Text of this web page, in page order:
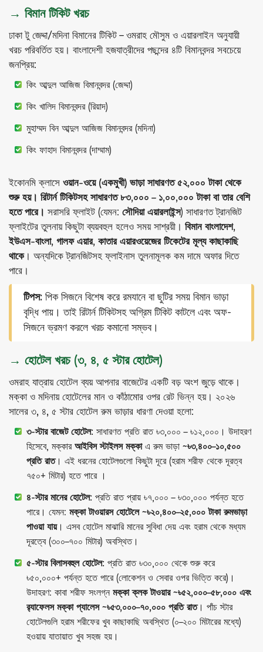
→ বিমান টিকিট খরচ
ঢাকা টু জেদ্দা/মদিনা বিমানের টিকিট – ওমরাহ মৌসুম ও এয়ারলাইন অনুযায়ী
খরচ পরিবর্তিত হয়। বাংলাদেশী হজযাত্রীদের পছন্দের ৪টি বিমানবন্দর সবচেয়ে
জনপ্রিয়:
কিং আব্দুল আজিজ বিমানবন্দর (জেদ্দা)
কিং খালিদ বিমানবন্দর (রিয়াদ)
মুহাম্মদ বিন আব্দুল আজিজ বিমানবন্দর (মদিনা)
কিং ফাহাদ বিমানবন্দর (দাম্মাম)
ইকোনমি ক্লাসে ওয়ান-ওয়ে (একমুখী) ভাড়া সাধারণত ৫২,০০০ টাকা থেকে
শুরু হয়। রিটার্ন টিকিটসহ সাধারণত ৮৩,০০০ – ১,০০,০০০ টাকা বা তার বেশি
হতে পারে। সরাসরি ফ্লাইট (যেমন: সৌদিয়া এয়ারলাইন্স) সাধারণত ট্রানজিট
ফ্লাইটের তুলনায় কিছুটা ব্যয়বহুল হলেও সময় সাশ্রয়ী। বিমান বাংলাদেশ,
ইউএস-বাংলা, গালফ এয়ার, কাতার এয়ারওয়েজের টিকেটের মূল্য কাছাকাছি
থাকে। অন্যদিকে ট্রানজিটসহ ফ্লাইনাস তুলনামূলক কম দামে অফার দিতে
পারে।
টিপস: পিক সিজনে বিশেষ করে রমযানে বা ছুটির সময় বিমান ভাড়া
বৃদ্ধি পায়। তাই রিটার্ন টিকিটসহ অগ্রিম টিকিট কাটলে এবং অফ-
সিজনে ভ্রমণ করলে খরচ কমানো সম্ভব।
→ হোটেল খরচ (৩, ৪, ৫ স্টার হোটেল)
ওমরাহ যাত্রায় হোটেল ব্যয় আপনার বাজেটের একটি বড় অংশ জুড়ে থাকে।
মক্কা ও মদিনায় হোটেলের মান ও কাঁঠামোর ওপর রেট ভিন্ন হয়। ২০২৬
সালের ৩, ৪, ৫ স্টার হোটেল রুম ভাড়ার ধারণা দেওয়া হলো:
৩-স্টার বাজেট হোটেল: সাধারণত প্রতি রাত ৳৩,০০০ – ৳১২,০০০। উদাহরণ
হিসেবে, মক্কার আইবিস স্টাইলস মক্কাএ রুম ভাড়া ~৳৩,৪০০–১০,৫০০
প্রতি রাত। এই ধরনের হোটেলগুলো কিছুটা দূরে (হরাম শরীফ থেকে দূরত্ব
৭৫০+ মিটার) হতে পারে ।
৪-স্টার মানের হোটেল: প্রতি রাত প্রায় ৳৭,০০০ – ৳৩০,০০০ পর্যন্ত হতে
পারে। যেমন: মক্কা টাওয়ারস হোটেলে ~৳২০,৪০০–২৫,০০০ টাকা রুমভাড়া
পাওয়া যায়। এসব হোটেল মাঝারি মানের সুবিধা দেয় এবং হরাম থেকে মধ্যম
দূরত্বে (৩০০–৭০০ মিটার) অবস্থিত।
৫-স্টার বিলাসবহুল হোটেল: প্রতি রাত ৳৩০,০০০ থেকে শুরু করে
৳৫০,০০০+ পর্যন্ত হতে পারে (লোকেশন ও সেবার ওপর ভিত্তি করে)।
উদাহরণ: কাবা শরীফ সংলগ্ন মক্কা ক্লক টাওয়ার ~৳৫২,০০০–৫৮,০০০ এবং
র‍্যাফেলস মক্কা প্যালেস ~৳৫৩,০০০–৭০,০০০ প্রতি রাত। পাঁচ স্টার
হোটেলগুলি হরাম শরীফের খুব কাছাকাছি অবস্থিত (০–২০০ মিটারের মধ্যে)
হওয়ায় যাতায়াত খুব সহজ হয়।